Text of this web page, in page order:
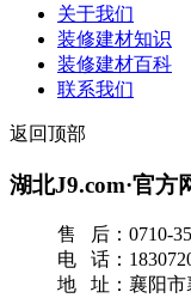
关于我们
装修建材知识
装修建材百科
联系我们
返回顶部
湖北J9.com·官方
售 后：0710-
电 话：
地 址：襄阳市